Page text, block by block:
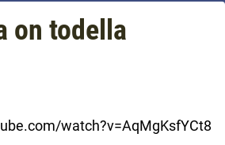
on todella
watch?v=AqMgKsfYCt8